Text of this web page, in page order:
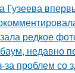
Гузеева
редкое
недавно
проблем со